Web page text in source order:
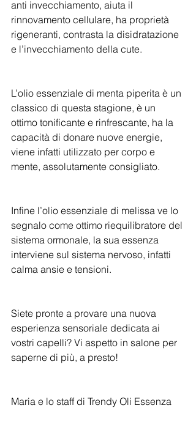
anti invecchiamento, aiuta il
rinnovamento cellulare, ha proprietà
rigeneranti, contrasta la disidratazione
e l’invecchiamento della cute.
L’olio essenziale di menta piperita è un
classico di questa stagione, è un
ottimo tonificante e rinfrescante, ha la
capacità di donare nuove energie,
viene infatti utilizzato per corpo e
mente, assolutamente consigliato.
Infine l’olio essenziale di melissa ve lo
segnalo come ottimo riequilibratore del
sistema ormonale, la sua essenza
interviene sul sistema nervoso, infatti
calma ansie e tensioni.
Siete pronte a provare una nuova
esperienza sensoriale dedicata ai
vostri capelli? Vi aspetto in salone per
saperne di più, a presto!
Maria e lo staff di Trendy Oli Essenza